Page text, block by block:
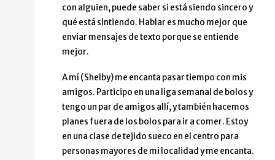
con alguien, puede saber si está siendo sincero y
qué está sintiendo. Hablar es mucho mejor que
enviar mensajes de texto porque se entiende
mejor.
A mí (Shelby) me encanta pasar tiempo con mis
amigos. Participo en una liga semanal de bolos y
tengo un par de amigos allí, y también hacemos
planes fuera de los bolos para ir a comer. Estoy
en una clase de tejido sueco en el centro para
personas mayores de mi localidad y me encanta.